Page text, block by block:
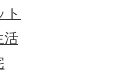
ト
活